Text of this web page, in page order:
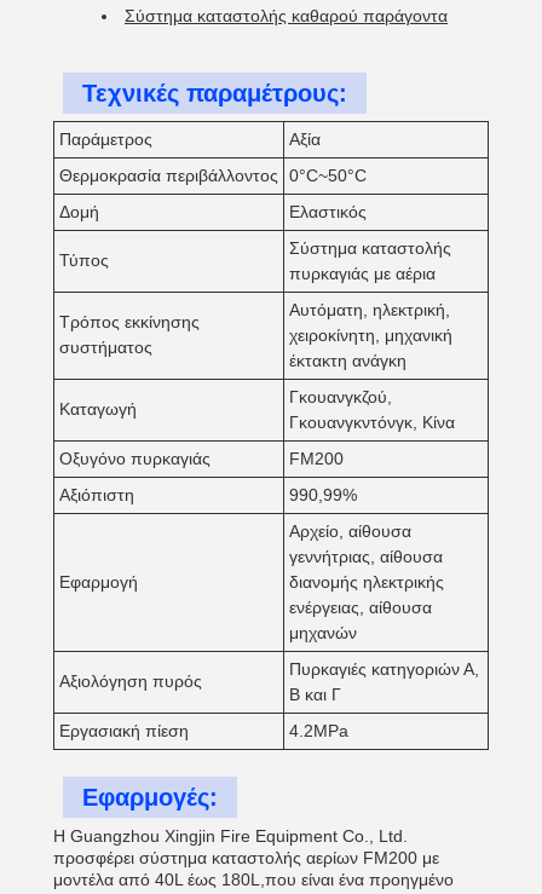
Σύστημα καταστολής καθαρού παράγοντα
Τεχνικές παραμέτρους:
Παράμετρος
Αξία
Θερμοκρασία περιβάλλοντος
0°C~50°C
Δομή
Ελαστικός
Τύπος
Σύστημα καταστολής
πυρκαγιάς με αέρια
Τρόπος εκκίνησης
συστήματος
Αυτόματη, ηλεκτρική,
χειροκίνητη, μηχανική
έκτακτη ανάγκη
Καταγωγή
Γκουανγκζού,
Γκουανγκντόνγκ, Κίνα
Οξυγόνο πυρκαγιάς
FM200
Αξιόπιστη
990,99%
Εφαρμογή
Αρχείο, αίθουσα
γεννήτριας, αίθουσα
διανομής ηλεκτρικής
ενέργειας, αίθουσα
μηχανών
Αξιολόγηση πυρός
Πυρκαγιές κατηγοριών Α,
Β και Γ
Εργασιακή πίεση
4.2MPa
Εφαρμογές:
Η Guangzhou Xingjin Fire Equipment Co., Ltd.
προσφέρει σύστημα καταστολής αερίων FM200 με
μοντέλα από 40L έως 180L,που είναι ένα προηγμένο